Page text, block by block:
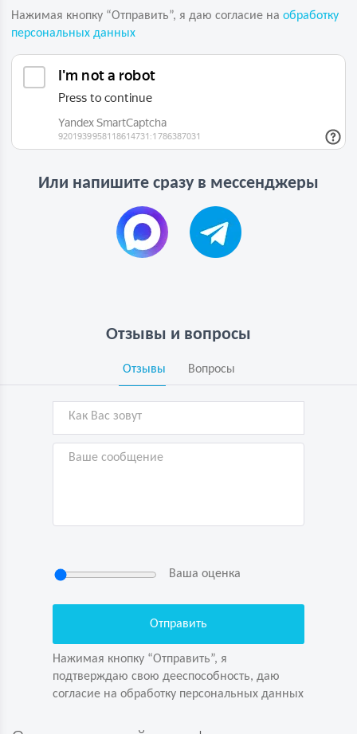
Нажимая кнопку “Отправить”, я даю согласие на обработку
персональных данных
Или напишите сразу в мессенджеры
Отзывы и вопросы
Отзывы Вопросы
Ваша оценка
Нажимая кнопку “Отправить”, я
подтверждаю свою дееспособность, даю
согласие на обработку персональных данных
Нажимая кнопку “Отправить”, я
согласие на обработку персональных данных
Задайте вопрос первым!